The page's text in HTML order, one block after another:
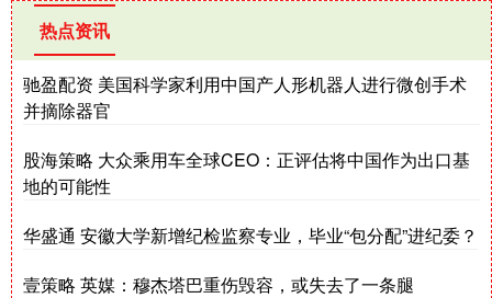
热点资讯
驰盈配资 美国科学家利用中国产人形机器人进行微创手术
并摘除器官
股海策略 大众乘用车全球CEO：正评估将中国作为出口基
地的可能性
华盛通 安徽大学新增纪检监察专业，毕业“包分配”进纪委？
壹策略 英媒：穆杰塔巴重伤毁容，或失去了一条腿